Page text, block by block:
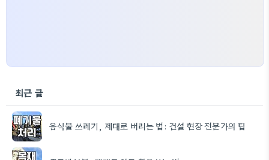
최근 글
음식물 쓰레기, 제대로 버리는 법: 건설 현장 전문가의 팁